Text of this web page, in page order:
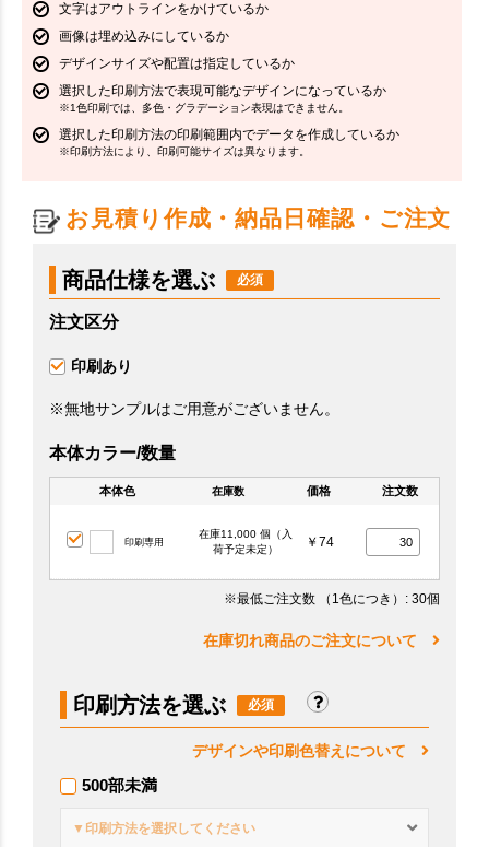
文字はアウトラインをかけているか
画像は埋め込みにしているか
デザインサイズや配置は指定しているか
選択した印刷方法で表現可能なデザインになっているか
※1色印刷では、多色・グラデーション表現はできません。
選択した印刷方法の印刷範囲内でデータを作成しているか
※印刷方法により、印刷可能サイズは異なります。
お見積り作成・納品日確認・ご注文
商品仕様を選ぶ
注文区分
印刷あり
※無地サンプルはご用意がございません。
本体カラー/数量
本体色 在庫数 価格 注文数
印刷専用
在庫11,000 個（入
荷予定未定）
￥74
※最低ご注文数 （1色につき） : 30個
在庫切れ商品のご注文について
印刷方法を選ぶ
デザインや印刷色替えについて
500部未満
▼印刷方法を選択してください